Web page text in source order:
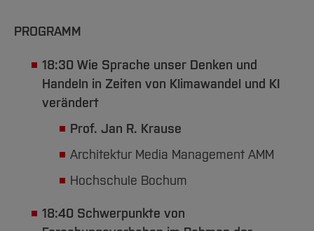
PROGRAMM
18:30 Wie Sprache unser Denken und
Handeln in Zeiten von Klimawandel und KI
verändert
Prof. Jan R. Krause
Architektur Media Management AMM
Hochschule Bochum
18:40 Schwerpunkte von